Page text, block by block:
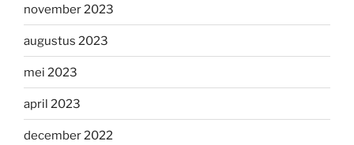
november 2023
augustus 2023
mei 2023
april 2023
december 2022